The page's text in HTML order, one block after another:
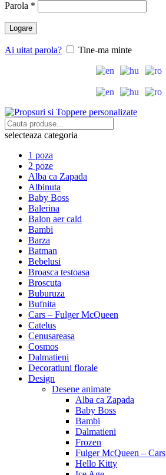
Parola *
Logare
Ai uitat parola? Tine-ma minte
selecteaza categoria
1 poza
2 poze
Alba ca Zapada
Albinuta
Baby Boss
Balerina
Balon aer cald
Bambi
Barza
Batman
Bebelusi
Broasca testoasa
Broscuta
Buburuza
Bufnita
Cars – Fulger McQueen
Catelus
Cenusareasa
Cosmos
Dalmatieni
Decoratiuni florale
Design
Desene animate
Alba ca Zapada
Baby Boss
Bambi
Dalmatieni
Frozen
Fulger McQueen – Cars
Hello Kitty